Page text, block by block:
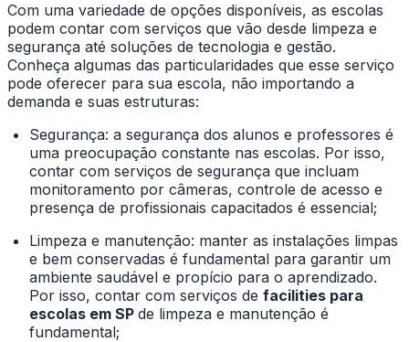
Com uma variedade de opções disponíveis, as escolas
podem contar com serviços que vão desde limpeza e
segurança até soluções de tecnologia e gestão.
Conheça algumas das particularidades que esse serviço
pode oferecer para sua escola, não importando a
demanda e suas estruturas:
Segurança: a segurança dos alunos e professores é
uma preocupação constante nas escolas. Por isso,
contar com serviços de segurança que incluam
monitoramento por câmeras, controle de acesso e
presença de profissionais capacitados é essencial;
Limpeza e manutenção: manter as instalações limpas
e bem conservadas é fundamental para garantir um
ambiente saudável e propício para o aprendizado.
Por isso, contar com serviços de facilities para
escolas em SP de limpeza e manutenção é
fundamental;